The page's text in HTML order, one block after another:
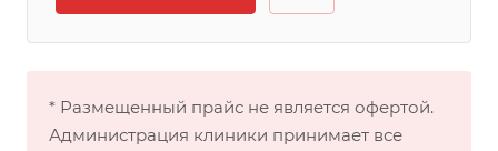
* Размещенный прайс не является офертой.
Администрация клиники принимает все